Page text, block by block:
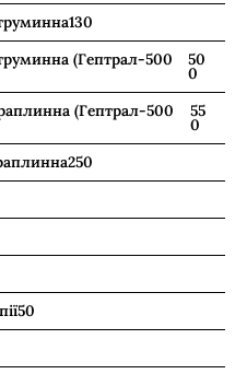
130
(Гептрал-500
50
0
(Гептрал-500
55
0
250
50